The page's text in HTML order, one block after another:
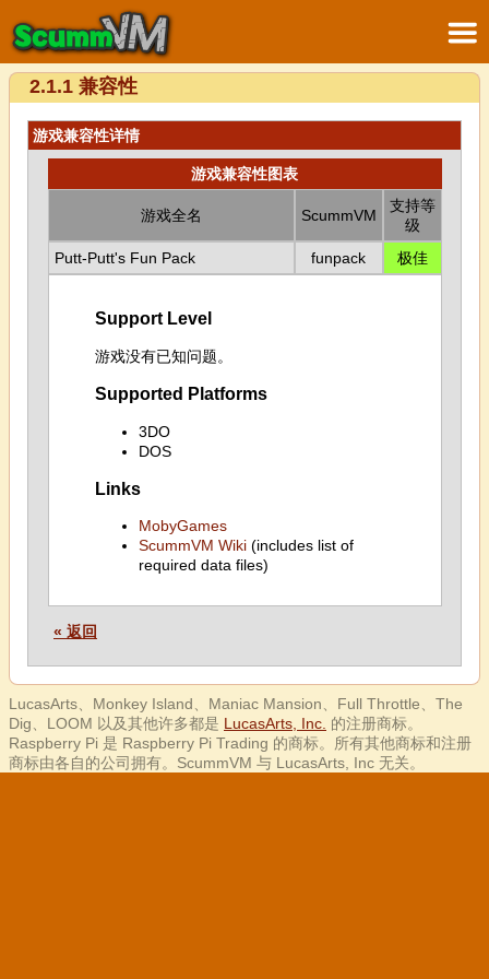
2.1.1 兼容性
游戏兼容性详情
游戏兼容性图表
游戏全名 ScummVM
支持等
级
Putt-Putt's Fun Pack
funpack 极佳
Support Level
游戏没有已知问题。
Supported Platforms
3DO
DOS
Links
MobyGames
ScummVM Wiki(includes list of
required data files)
« 返回
LucasArts、Monkey Island、Maniac Mansion、Full Throttle、The
Dig、LOOM 以及其他许多都是 LucasArts, Inc. 的注册商标。
Raspberry Pi 是 Raspberry Pi Trading 的商标。所有其他商标和注册
商标由各自的公司拥有。ScummVM 与 LucasArts, Inc 无关。